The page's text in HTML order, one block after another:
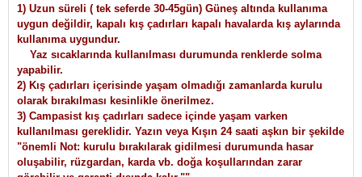
1) Uzun süreli ( tek seferde 30-45gün) Güneş altında kullanıma
uygun değildir, kapalı kış çadırları kapalı havalarda kış aylarında
kullanıma uygundur.
Yaz sıcaklarında kullanılması durumunda renklerde solma
yapabilir.
2) Kış çadırları içerisinde yaşam olmadığı zamanlarda kurulu
olarak bırakılması kesinlikle önerilmez.
3) Campasist kış çadırları sadece içinde yaşam varken
kullanılması gereklidir. Yazın veya Kışın 24 saati aşkın bir şekilde
"önemli Not: kurulu bırakılarak gidilmesi durumunda hasar
oluşabilir, rüzgardan, karda vb. doğa koşullarından zarar